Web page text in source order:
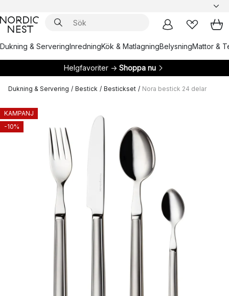
Dukning & ServeringInredningKök & MatlagningBelysningMattor &
Helgfavoriter → Shoppa nu
Dukning & Servering / Bestick / Bestickset / Nora bestick 24 delar
KAMPANJ
-10%